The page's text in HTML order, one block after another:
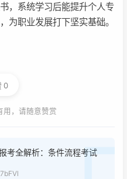
，系统学习后能提升个人专
为职业发展打下坚实基础。
0
用，请随意赞赏
考全解析：条件流程考试